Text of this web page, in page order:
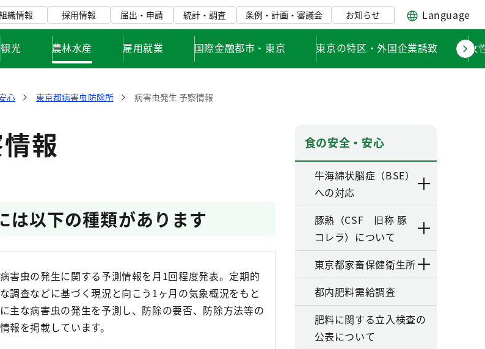
織情報 採用情報 届出・申請 統計・調査 条例・計画・審議会 お知らせ Language
観光 農林水産 雇用就業 国際金融都市・東京 東京の特区・外国企業誘致 女
心 東京都病害虫防除所 病害虫発生 予察情報
報
は以下の種類があります
病害虫の発生に関する予測情報を月1回程度発表。定期的
な調査などに基づく現況と向こう1ヶ月の気象概況をもと
に主な病害虫の発生を予測し、防除の要否、防除方法等の
情報を掲載しています。
食の安全・安心
牛海綿状脳症（BSE）
への対応
豚熱（CSF 旧称 豚
コレラ）について
東京都家畜保健衛生所
都内肥料需給調査
肥料に関する立入検査の
公表について